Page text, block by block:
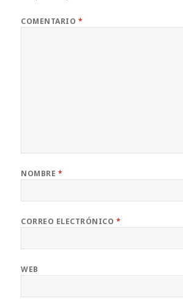
COMENTARIO *
NOMBRE *
CORREO ELECTRÓNICO *
WEB